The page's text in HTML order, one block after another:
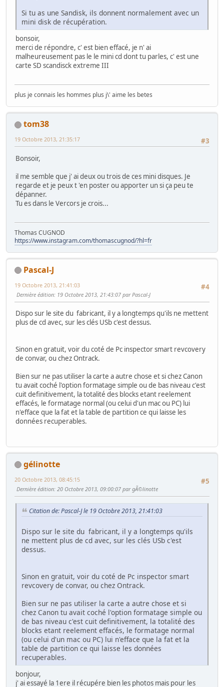
Si tu as une Sandisk, ils donnent normalement avec un
mini disk de récupération.
bonsoir,
merci de répondre, c' est bien effacé, je n' ai
malheureusement pas le le mini cd dont tu parles, c' est une
carte SD scandisck extreme III
plus je connais les hommes plus j\' aime les betes
tom38
#3
19 Octobre 2013, 21:35:17
Bonsoir,
il me semble que j' ai deux ou trois de ces mini disques. Je
regarde et je peux t 'en poster ou apporter un si ça peu te
dépanner.
Tu es dans le Vercors je crois...
Thomas CUGNOD
https://www.instagram.com/thomascugnod/?hl=fr
Pascal-J
#4
19 Octobre 2013, 21:41:03
Dernière édition: 19 Octobre 2013, 21:43:07 par Pascal-J
Dispo sur le site du fabricant, il y a longtemps qu'ils ne mettent
plus de cd avec, sur les clés USb c'est dessus.
Sinon en gratuit, voir du coté de Pc inspector smart revcovery
de convar, ou chez Ontrack.
Bien sur ne pas utiliser la carte a autre chose et si chez Canon
tu avait coché l'option formatage simple ou de bas niveau c'est
cuit definitivement, la totalité des blocks etant reelement
effacés, le formatage normal (ou celui d'un mac ou PC) lui
n'efface que la fat et la table de partition ce qui laisse les
données recuperables.
gélinotte
#5
20 Octobre 2013, 08:45:15
Dernière édition: 20 Octobre 2013, 09:00:07 par gÃ©linotte
Citation de: Pascal-J le 19 Octobre 2013, 21:41:03
Dispo sur le site du fabricant, il y a longtemps qu'ils
ne mettent plus de cd avec, sur les clés USb c'est
dessus.
Sinon en gratuit, voir du coté de Pc inspector smart
revcovery de convar, ou chez Ontrack.
Bien sur ne pas utiliser la carte a autre chose et si
chez Canon tu avait coché l'option formatage simple ou
de bas niveau c'est cuit definitivement, la totalité des
blocks etant reelement effacés, le formatage normal
(ou celui d'un mac ou PC) lui n'efface que la fat et la
table de partition ce qui laisse les données
recuperables.
bonjour,
j' ai essayé la 1ere il récupére bien les photos mais pour les